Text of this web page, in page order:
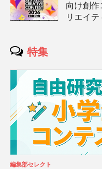
向け創作
リエイ
特集
編集部セレクト